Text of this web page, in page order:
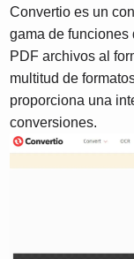
Convertio es un
gama de
PDF archivos al
multitud de
proporciona una
conversiones.